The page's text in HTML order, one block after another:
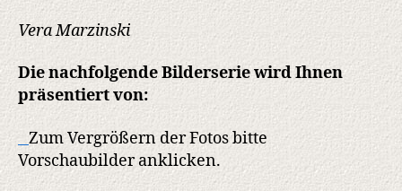
Vera Marzinski
Die nachfolgende Bilderserie wird Ihnen
präsentiert von:
Zum Vergrößern der Fotos bitte
Vorschaubilder anklicken.